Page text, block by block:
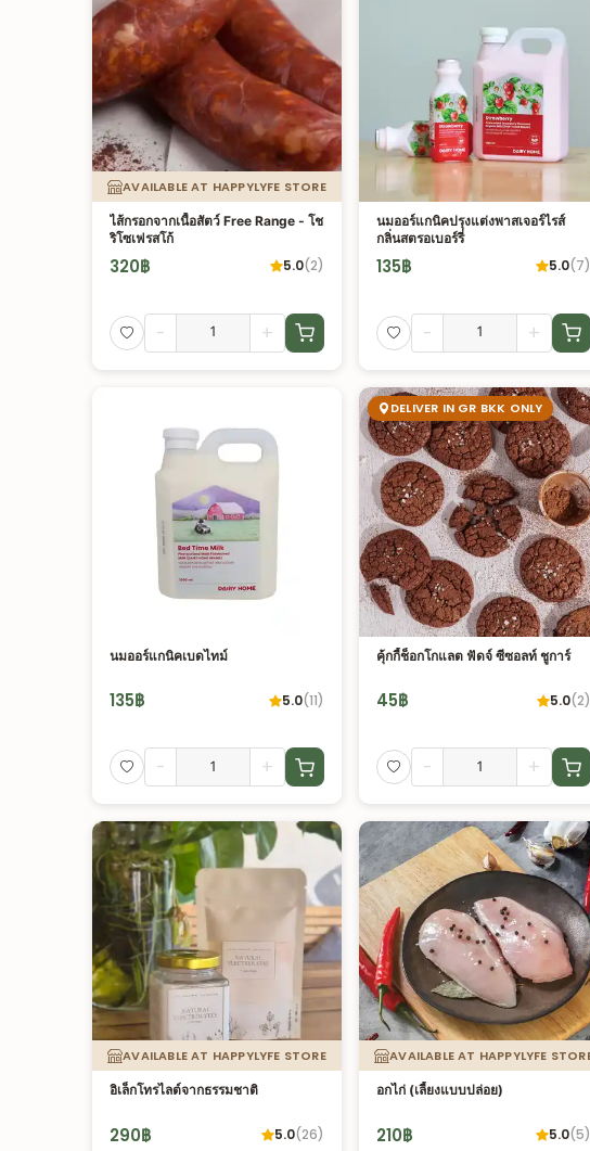
AVAILABLE AT HAPPYLYFE STORE
ไส้กรอกจากเนื้อสัตว์ Free Range - โช
ริโซเฟรสโก้
320฿ 5.0(2)
- +
นมออร์แกนิคปรุงแต่งพาสเจอร์ไรส์
กลิ่นสตรอเบอร์รี่
135฿ 5.0(7)
- +
นมออร์แกนิคเบดไทม์
135฿ 5.0(11)
- +
DELIVER IN GR BKK ONLY
คุ้กกี้ช็อกโกแลต ฟัดจ์ ซีซอลท์ ชูการ์
45฿ 5.0(2)
- +
AVAILABLE AT HAPPYLYFE STORE
อิเล็กโทรไลต์จากธรรมชาติ
290฿ 5.0(26)
AVAILABLE AT HAPPYLYFE
อกไก่ (เลี้ยงแบบปล่อย)
210฿ 5.0(5)